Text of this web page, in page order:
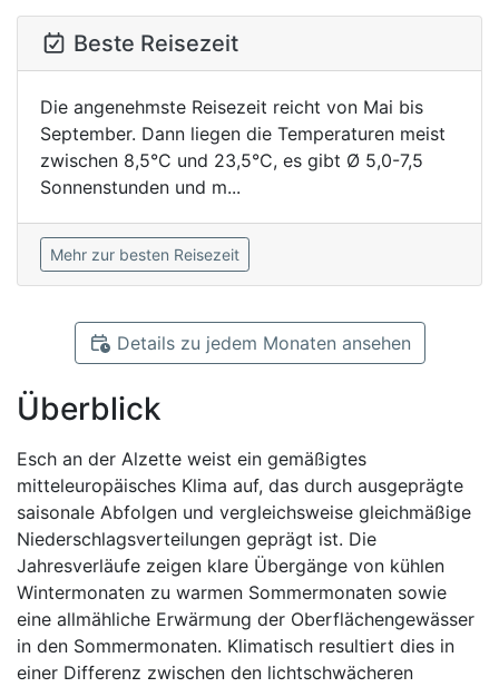
Beste Reisezeit
Die angenehmste Reisezeit reicht von Mai bis
September. Dann liegen die Temperaturen meist
zwischen 8,5°C und 23,5°C, es gibt Ø 5,0-7,5
Sonnenstunden und m...
Mehr zur besten Reisezeit
Details zu jedem Monaten ansehen
Überblick
Esch an der Alzette weist ein gemäßigtes
mitteleuropäisches Klima auf, das durch ausgeprägte
saisonale Abfolgen und vergleichsweise gleichmäßige
Niederschlagsverteilungen geprägt ist. Die
Jahresverläufe zeigen klare Übergänge von kühlen
Wintermonaten zu warmen Sommermonaten sowie
eine allmähliche Erwärmung der Oberflächengewässer
in den Sommermonaten. Klimatisch resultiert dies in
einer Differenz zwischen den lichtschwächeren